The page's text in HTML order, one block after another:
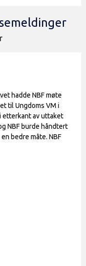
hadde NBF møte
til Ungdoms VM i
etterkant av uttaket
NBF burde håndtert
bedre måte. NBF